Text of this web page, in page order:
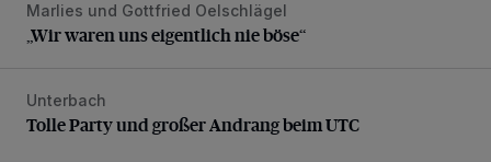
„Wir waren uns eigentlich nie böse“
Marlies und Gottfried Oelschlägel
„Wir waren uns eigentlich nie böse“
Tolle Party und großer Andrang beim UTC
Unterbach
Tolle Party und großer Andrang beim UTC